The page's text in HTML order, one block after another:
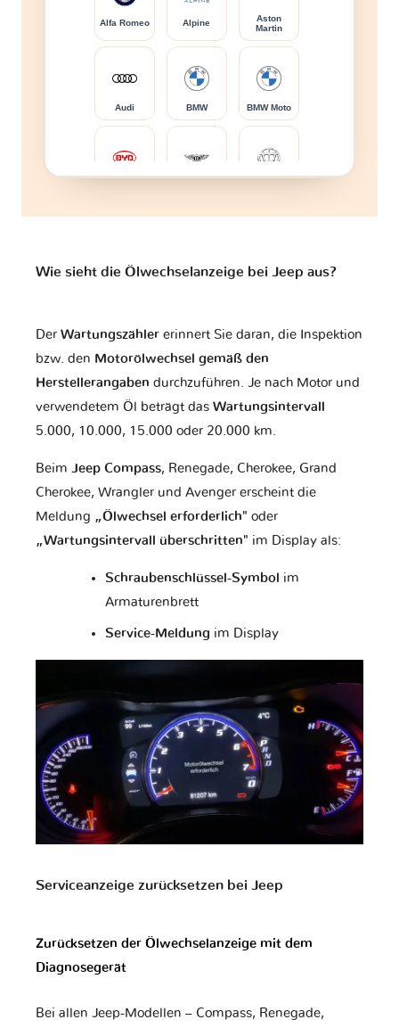
Alfa Romeo Alpine
Aston
Martin
Audi BMW BMW Moto
Bugatti Buick CFMOTO
Changhe Chery Chevrolet
Chrysler
Dodge Ducati
Wie sieht die Ölwechselanzeige bei Jeep aus?
Der Wartungszähler erinnert Sie daran, die Inspektion
bzw. den Motorölwechsel gemäß den
Herstellerangaben durchzuführen. Je nach Motor und
verwendetem Öl beträgt das Wartungsintervall
5.000, 10.000, 15.000 oder 20.000 km.
Beim Jeep Compass, Renegade, Cherokee, Grand
Cherokee, Wrangler und Avenger erscheint die
Meldung „Ölwechsel erforderlich" oder
„Wartungsintervall überschritten" im Display als:
Schraubenschlüssel-Symbol im
Armaturenbrett
Service-Meldung im Display
Serviceanzeige zurücksetzen bei Jeep
Zurücksetzen der Ölwechselanzeige mit dem
Diagnosegerät
Bei allen Jeep-Modellen – Compass, Renegade,